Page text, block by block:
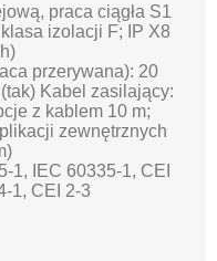
praca ciągła S1
izolacji F; IP X8
przerywana): 20
Kabel zasilający:
z kablem 10 m;
zewnętrznych
1, IEC 60335-1, CEI
1, CEI 2-3